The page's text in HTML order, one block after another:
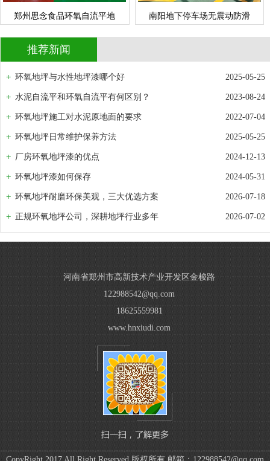
郑州思念食品环氧自流平地 南阳地下停车场无震动防滑
推荐新闻
2025-05-25
环氧地坪与水性地坪漆哪个好
2023-08-24
水泥自流平和环氧自流平有何区别？
2022-07-04
环氧地坪施工对水泥原地面的要求
2025-05-25
环氧地坪日常维护保养方法
2024-12-13
厂房环氧地坪漆的优点
2024-05-31
环氧地坪漆如何保存
2026-07-18
环氧地坪耐磨环保美观，三大优选方案
2026-07-02
正规环氧地坪公司，深耕地坪行业多年
河南省郑州市高新技术产业开发区金梭路
122988542@qq.com
18625559981
www.hnxiudi.com